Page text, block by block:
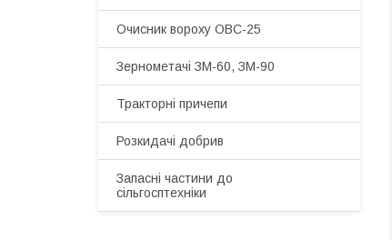
Очисник вороху ОВС-25
Зернометачі ЗМ-60, ЗМ-90
Тракторні причепи
Розкидачі добрив
Запасні частини до
сільгосптехніки